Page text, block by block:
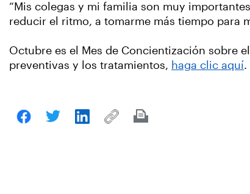
“Mis colegas y mi familia son muy
reducir el ritmo, a tomarme más tiempo para
Octubre es el Mes de Concientización sobre
preventivas y los tratamientos, haga clic aquí.